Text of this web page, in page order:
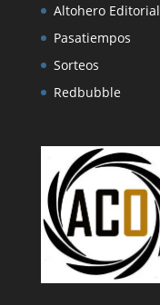
Altohero Editorial
Pasatiempos
Sorteos
Redbubble